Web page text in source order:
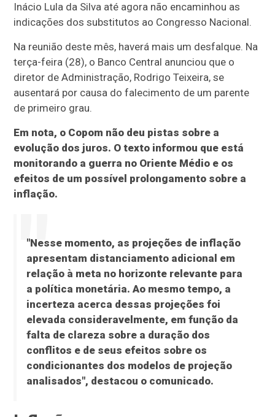
Inácio Lula da Silva até agora não encaminhou as
indicações dos substitutos ao Congresso Nacional.
Na reunião deste mês, haverá mais um desfalque. Na
terça-feira (28), o Banco Central anunciou que o
diretor de Administração, Rodrigo Teixeira, se
ausentará por causa do falecimento de um parente
de primeiro grau.
Em nota, o Copom não deu pistas sobre a
evolução dos juros. O texto informou que está
monitorando a guerra no Oriente Médio e os
efeitos de um possível prolongamento sobre a
inflação.
"Nesse momento, as projeções de inflação
apresentam distanciamento adicional em
relação à meta no horizonte relevante para
a política monetária. Ao mesmo tempo, a
incerteza acerca dessas projeções foi
elevada consideravelmente, em função da
falta de clareza sobre a duração dos
conflitos e de seus efeitos sobre os
condicionantes dos modelos de projeção
analisados", destacou o comunicado.